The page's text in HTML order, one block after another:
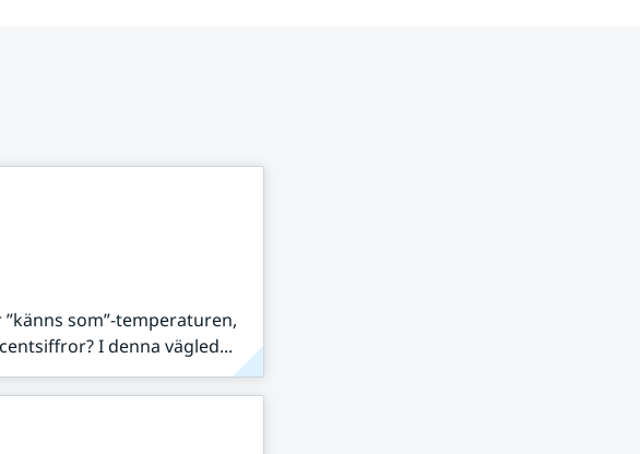
som”-temperaturen,
I denna vägled...